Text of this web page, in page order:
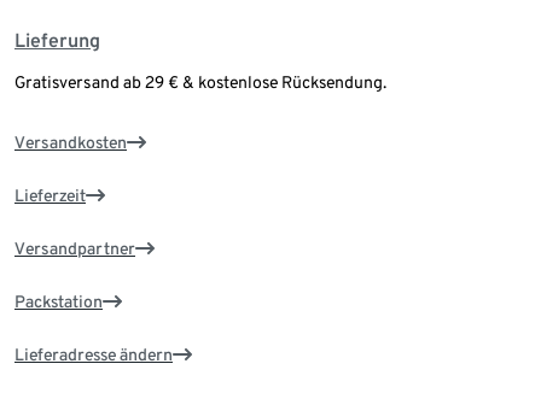
Lieferung
Gratisversand ab 29 € & kostenlose Rücksendung.
Versandkosten
Lieferzeit
Versandpartner
Packstation
Lieferadresse ändern